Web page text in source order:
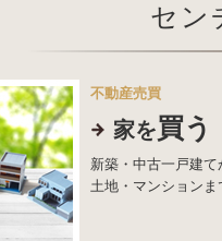
セン
不動産売買
家を買う
新築・中古一戸建て
土地・マンションま